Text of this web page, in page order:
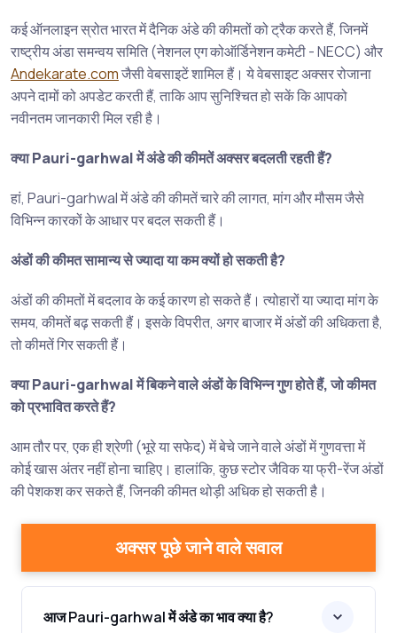
कई ऑनलाइन स्रोत भारत में दैनिक अंडे की कीमतों को ट्रैक करते हैं, जिनमें
राष्ट्रीय अंडा समन्वय समिति (नेशनल एग कोऑर्डिनेशन कमेटी - NECC) और
Andekarate.comजैसी वेबसाइटें शामिल हैं। ये वेबसाइट अक्सर रोजाना
अपने दामों को अपडेट करती हैं, ताकि आप सुनिश्चित हो सकें कि आपको
नवीनतम जानकारी मिल रही है।
क्या Pauri-garhwal में अंडे की कीमतें अक्सर बदलती रहती हैं?
हां, Pauri-garhwal में अंडे की कीमतें चारे की लागत, मांग और मौसम जैसे
विभिन्न कारकों के आधार पर बदल सकती हैं।
अंडों की कीमत सामान्य से ज्यादा या कम क्यों हो सकती है?
अंडों की कीमतों में बदलाव के कई कारण हो सकते हैं। त्योहारों या ज्यादा मांग के
समय, कीमतें बढ़ सकती हैं। इसके विपरीत, अगर बाजार में अंडों की अधिकता है,
तो कीमतें गिर सकती हैं।
क्या Pauri-garhwal में बिकने वाले अंडों के विभिन्न गुण होते हैं, जो कीमत
को प्रभावित करते हैं?
आम तौर पर, एक ही श्रेणी (भूरे या सफेद) में बेचे जाने वाले अंडों में गुणवत्ता में
कोई खास अंतर नहीं होना चाहिए। हालांकि, कुछ स्टोर जैविक या फ्री-रेंज अंडों
की पेशकश कर सकते हैं, जिनकी कीमत थोड़ी अधिक हो सकती है।
अक्सर पूछे जाने वाले सवाल
आज Pauri-garhwal में अंडे का भाव क्या है?